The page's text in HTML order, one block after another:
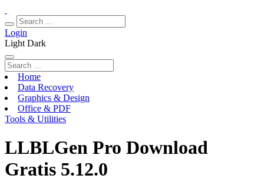
Login
Light Dark
Home
Data Recovery
Graphics & Design
Office & PDF
Tools & Utilities
LLBLGen Pro Download
Gratis 5.12.0